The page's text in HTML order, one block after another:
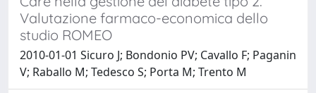
Valutazione farmaco-economica dello
studio ROMEO
2010-01-01 Sicuro J; Bondonio PV; Cavallo F; Paganin
V; Raballo M; Tedesco S; Porta M; Trento M